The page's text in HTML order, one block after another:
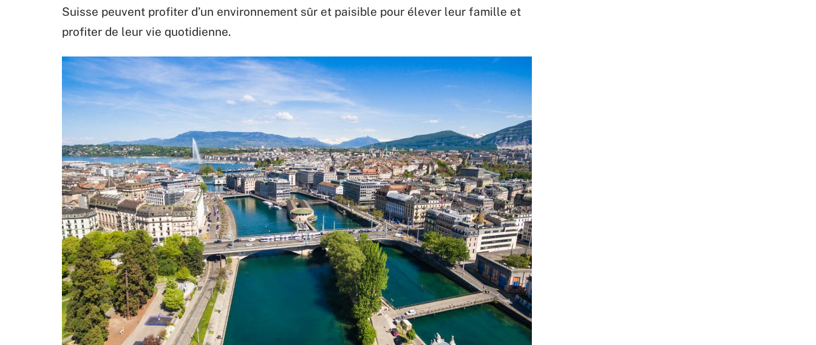
Suisse peuvent profiter d’un environnement sûr et paisible pour élever leur famille et
profiter de leur vie quotidienne.